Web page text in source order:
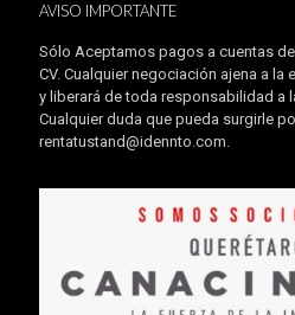
AVISO IMPORTANTE
Sólo Aceptamos pagos a cuentas de
CV. Cualquier negociación ajena a la
y liberará de toda responsabilidad a
Cualquier duda que pueda surgirle
rentatustand@idennto.com.